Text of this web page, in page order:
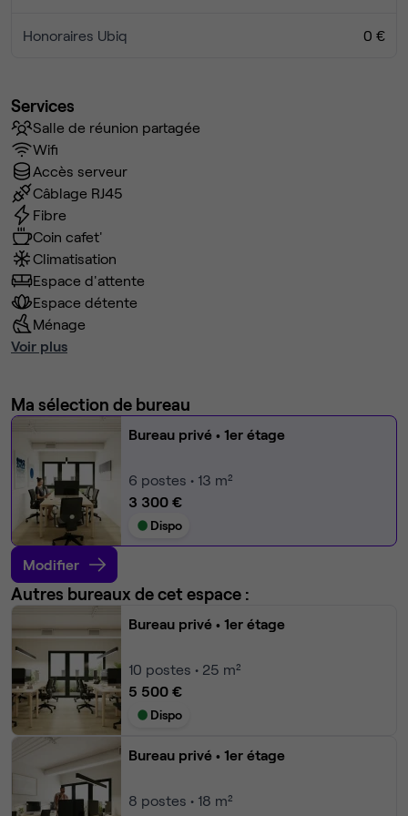
Honoraires Ubiq 0 €
Services
Salle de réunion partagée
Wifi
Accès serveur
Câblage RJ45
Fibre
Coin cafet'
Climatisation
Espace d'attente
Espace détente
Ménage
Voir plus
Ma sélection de bureau
Bureau privé • 1er étage
6 postes • 13 m²
3 300 €
Dispo
Modifier
Autres bureaux de cet espace :
Bureau privé • 1er étage
10 postes • 25 m²
5 500 €
Dispo
Bureau privé • 1er étage
8 postes • 18 m²